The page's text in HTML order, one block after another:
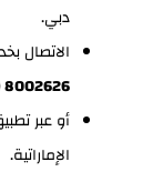
دبي.
الاتصال
8002626 (AMAN)
أو عبر
الإماراتية.